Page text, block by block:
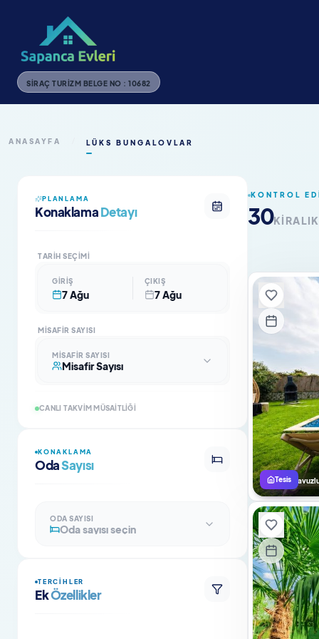
SIRAÇ TURIZM BELGE NO : 10682
ANASAYFA LÜKS BUNGALOVLAR
PLANLAMA
KonaklamaDetayı
TARIH SEÇIMI
GIRIŞ
7 Ağu
ÇIKIŞ
7 Ağu
MISAFIR SAYISI
MISAFIR SAYISI
Misafir Sayısı
CANLI TAKVIM MÜSAITLIĞI
KONAKLAMA
OdaSayısı
ODA SAYISI
Oda sayısı seçin
TERCIHLER
EkÖzellikler
KONTROL
30
Isıtmalı
Tesis